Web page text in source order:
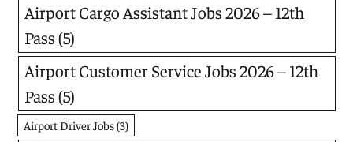
Airport Cargo Assistant Jobs 2026 – 12th
Pass(5)
Airport Customer Service Jobs 2026 – 12th
Pass(5)
Airport Driver Jobs(3)